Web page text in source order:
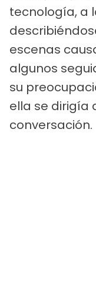
tecnología, a
escenas
algunos
su
ella se dirigía
conversación.